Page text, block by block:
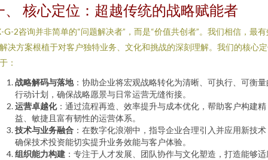
、 核心定位：超越传统的战略赋能者
G-2咨询并非简单的“问题解决者”，而是“价值共创者”。我们相信，最
决方案根植于对客户独特业务、文化和挑战的深刻理解。我们的核心
：
战略解码与落地：协助企业将宏观战略转化为清晰、可执行、可衡量
行动计划，确保战略愿景与日常运营无缝衔接。
运营卓越化：通过流程再造、效率提升与成本优化，帮助客户构建精
益、敏捷且富有韧性的运营体系。
技术与业务融合 ：在数字化浪潮中，指导企业合理引入并应用新技术
确保技术投资能切实提升业务效能与客户体验。
组织能力构建 ：专注于人才发展、团队协作与文化塑造，打造能够适